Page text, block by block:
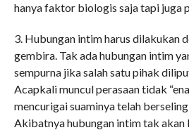
hanya faktor biologis saja tapi juga
3. Hubungan intim harus dilakukan
gembira. Tak ada hubungan intim
sempurna jika salah satu pihak
Acapkali muncul perasaan tidak
mencurigai suaminya telah
Akibatnya hubungan intim tak akan